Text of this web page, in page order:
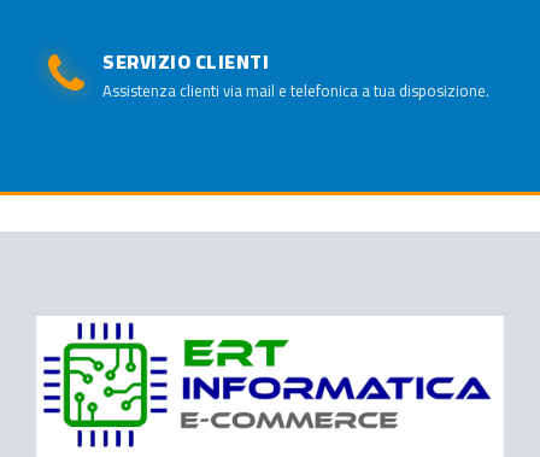
SERVIZIO CLIENTI
Assistenza clienti via mail e telefonica a tua disposizione.